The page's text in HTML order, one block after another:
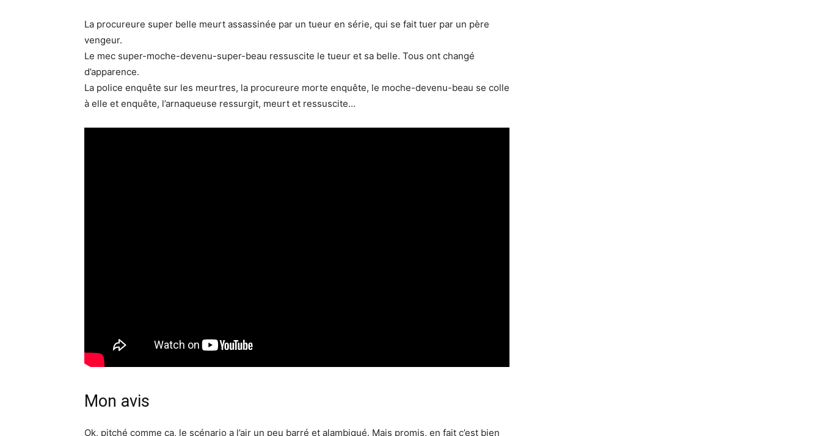
La procureure super belle meurt assassinée par un tueur en série, qui se fait tuer par un père
vengeur.
Le mec super-moche-devenu-super-beau ressuscite le tueur et sa belle. Tous ont changé
d’apparence.
La police enquête sur les meurtres, la procureure morte enquête, le moche-devenu-beau se colle
à elle et enquête, l’arnaqueuse ressurgit, meurt et ressuscite…
Mon avis
Ok, pitché comme ça, le scénario a l’air un peu barré et alambiqué. Mais promis, en fait c’est bien